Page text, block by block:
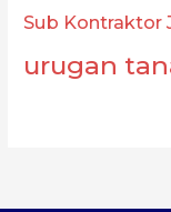
Sub Kontraktor
urugan